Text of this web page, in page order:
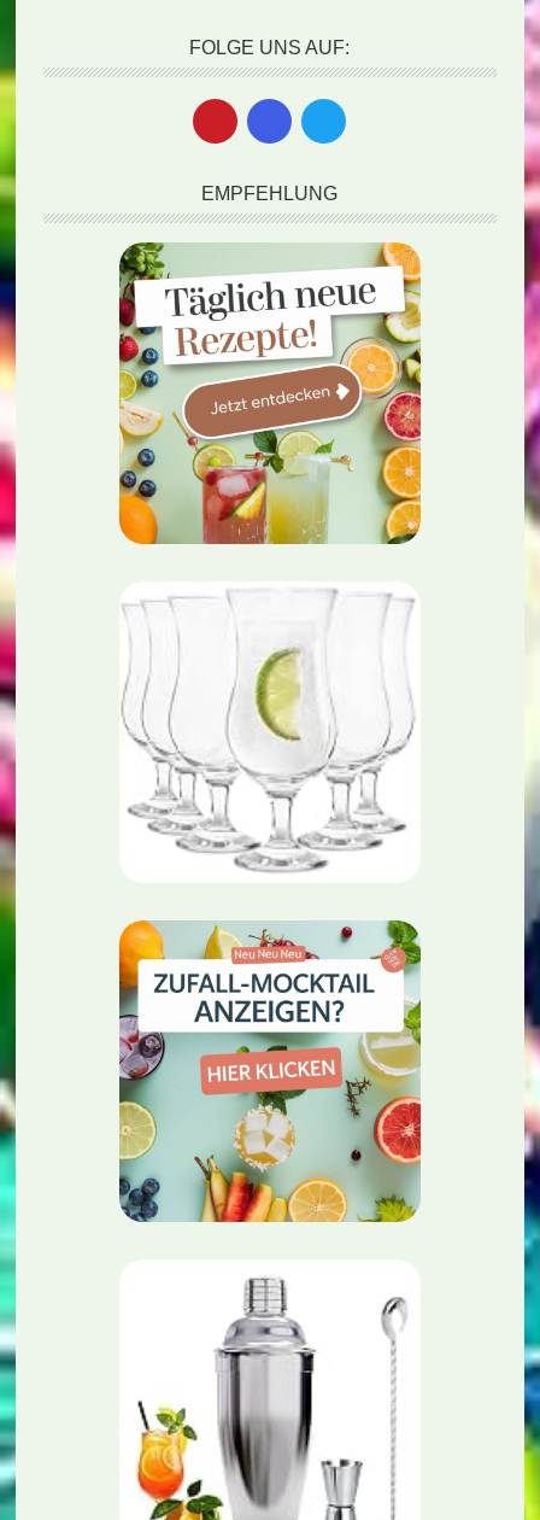
FOLGE UNS AUF:
EMPFEHLUNG